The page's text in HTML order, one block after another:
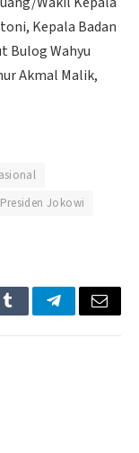
Kepala Badan
Bulog Wahyu
Akmal Malik,
Presiden Jokowi
TumblrTelegramEmail